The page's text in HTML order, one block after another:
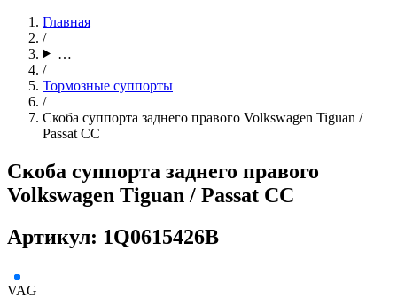
Главная
/
…
/
Тормозные суппорты
/
Скоба суппорта заднего правого Volkswagen Tiguan /
Passat CC
Скоба суппорта заднего правого
Volkswagen Tiguan / Passat CC
Артикул: 1Q0615426B
VAG